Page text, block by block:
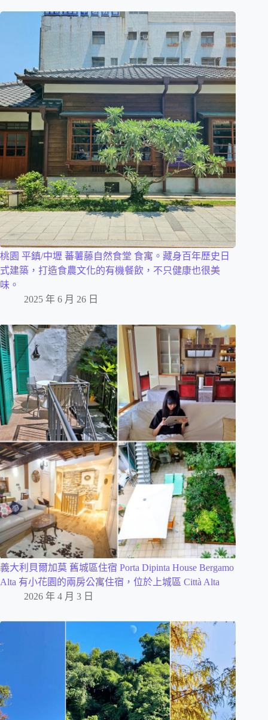
桃園 平鎮/中壢 蕃薯藤自然食堂 食寓。藏身百年歷史日
式建築，打造食農文化的有機餐飲，不只健康也很美
味。
2025 年 6 月 26 日
義大利貝爾加莫 舊城區住宿 Porta Dipinta House Bergamo
Alta 有小花園的兩房公寓住宿，位於上城區 Città Alta
2026 年 4 月 3 日